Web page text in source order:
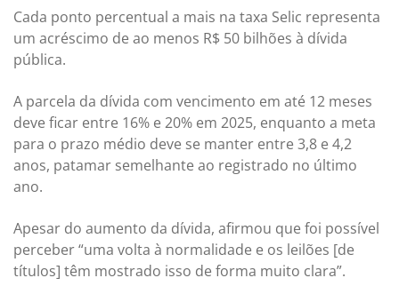
Cada ponto percentual a mais na taxa Selic representa
um acréscimo de ao menos R$ 50 bilhões à dívida
pública.
A parcela da dívida com vencimento em até 12 meses
deve ficar entre 16% e 20% em 2025, enquanto a meta
para o prazo médio deve se manter entre 3,8 e 4,2
anos, patamar semelhante ao registrado no último
ano.
Apesar do aumento da dívida, afirmou que foi possível
perceber “uma volta à normalidade e os leilões [de
títulos] têm mostrado isso de forma muito clara”.